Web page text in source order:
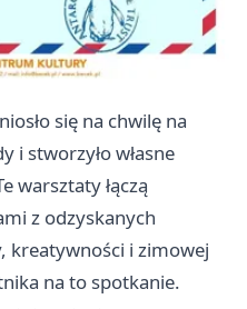
się na chwilę na
i stworzyło własne
warsztaty łączą
z odzyskanych
kreatywności i zimowej
na to spotkanie.